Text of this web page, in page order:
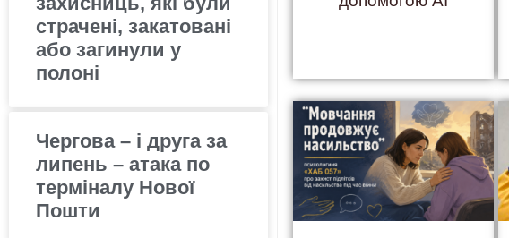
страчені, закатовані
або загинули у
полоні
Чергова – і друга за
липень – атака по
терміналу Нової
Пошти